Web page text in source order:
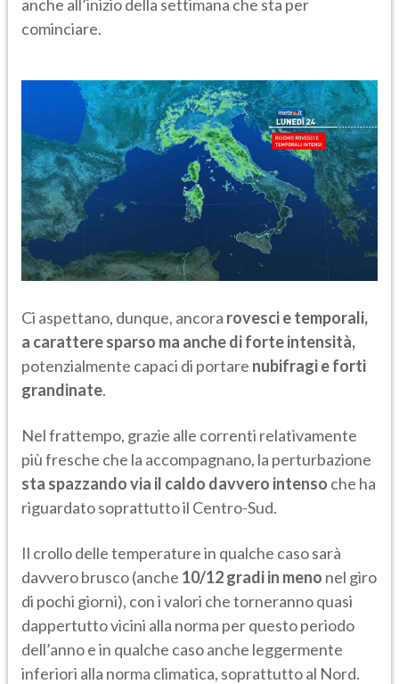
anche all’inizio della settimana che sta per
cominciare.
Ci aspettano, dunque, ancora rovesci e temporali,
a carattere sparso ma anche di forte intensità,
potenzialmente capaci di portare nubifragi e forti
grandinate.
Nel frattempo, grazie alle correnti relativamente
più fresche che la accompagnano, la perturbazione
sta spazzando via il caldo davvero intenso che ha
riguardato soprattutto il Centro-Sud.
Il crollo delle temperature in qualche caso sarà
davvero brusco (anche 10/12 gradi in meno nel giro
di pochi giorni), con i valori che torneranno quasi
dappertutto vicini alla norma per questo periodo
dell’anno e in qualche caso anche leggermente
inferiori alla norma climatica, soprattutto al Nord.